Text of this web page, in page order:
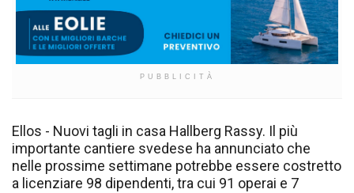
PUBBLICITÀ
Ellos - Nuovi tagli in casa Hallberg Rassy. Il più
importante cantiere svedese ha annunciato che
nelle prossime settimane potrebbe essere costretto
a licenziare 98 dipendenti, tra cui 91 operai e 7